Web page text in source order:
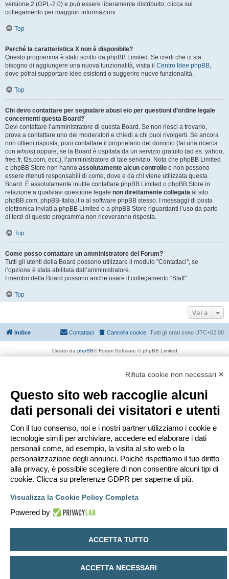
versione 2 (GPL-2.0) e può essere liberamente distribuito; clicca sul
collegamento per maggiori informazioni.
Top
Perché la caratteristica X non è disponibile?
Questo programma è stato scritto da phpBB Limited. Se credi che ci sia
bisogno di aggiungere una nuova funzionalità, visita il Centro Idee phpBB,
dove potrai supportare idee esistenti o suggerire nuove funzionalità.
Top
Chi devo contattare per segnalare abusi e/o per questioni d’ordine legale
concernenti questa Board?
Devi contattare l’amministratore di questa Board. Se non riesci a trovarlo,
prova a contattare uno dei moderatori e chiedi a chi puoi rivolgerti. Se ancora
non ottieni risposta, puoi contattare il proprietario del dominio (fai una ricerca
con whois) oppure, se la Board è ospitata da un servizio gratuito (ad es. yahoo,
free.fr, f2s.com, ecc.), l’amministratore di tale servizio. Nota che phpBB Limited
e phpBB Store non hanno assolutamente alcun controllo e non possono
essere ritenuti responsabili di come, dove e da chi viene utilizzata questa
Board. È assolutamente inutile contattare phpBB Limited o phpBB Store in
relazione a qualsiasi questione legale non direttamente collegata al sito
phpBB.com, phpBB-Italia.it o al software phpBB stesso. I messaggi di posta
elettronica inviati a phpBB Limited o a phpBB Store riguardanti l’uso da parte
di terzi di questo programma non riceveranno risposta.
Top
Come posso contattare un amministratore del Forum?
Tutti gli utenti della Board possono utilizzare il modulo "Contattaci", se
l’opzione è stata abilitata dall’amministratore.
I membri della Board possono anche usare il collegamento "Staff".
Top
Vai a
Indice Tutti gli orari sono UTC+02:00
Cancella cookie
Contattaci
Creato da phpBB® Forum Software © phpBB Limited
Rifiuta cookie non necessari ✕
Questo sito web raccoglie alcuni
dati personali dei visitatori e utenti
Con il tuo consenso, noi e i nostri partner utilizziamo i cookie e
tecnologie simili per archiviare, accedere ed elaborare i dati
personali come, ad esempio, la visita al sito web o la
personalizzazione degli annunci. Poiché rispettiamo il tuo diritto
alla privacy, è possibile scegliere di non consentire alcuni tipi di
cookie. Clicca su preferenze GDPR per saperne di più.
Visualizza la Cookie Policy Completa
Powered by
ACCETTA TUTTO
ACCETTA NECESSARI